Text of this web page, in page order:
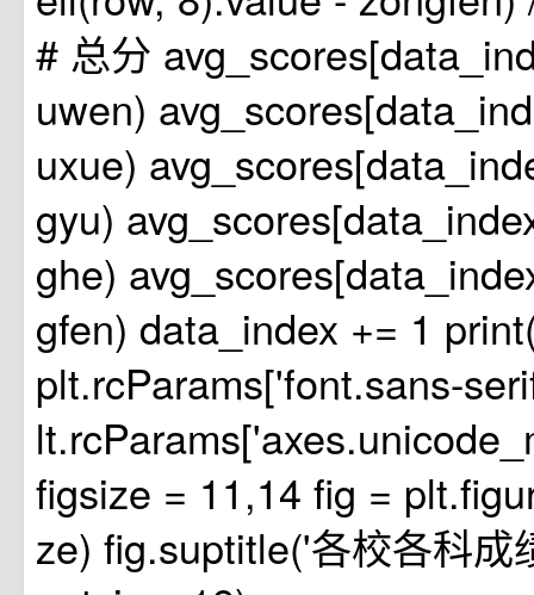
# 总分
uwen)
uxue)
gyu)
ghe)
gfen) data_index += 1
plt.rcParams['font.sans-
figsize = 11,14 fig =
ze) fig.suptitle('各校各科成